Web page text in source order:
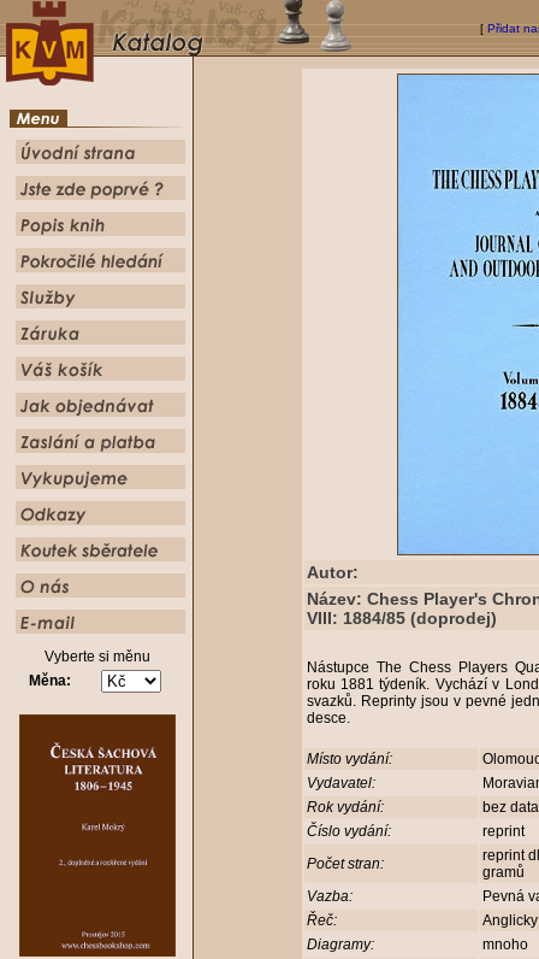
[ Přidat
Vyberte si měnu
Měna:
Autor:
Název: Chess Player's
VIII: 1884/85 (doprodej)
Nástupce The Chess Players
roku 1881 týdeník. Vychází v
svazků. Reprinty jsou v pevné
desce.
Místo vydání:
Vydavatel:
Rok vydání:
bez
Číslo vydání:
reprint
Počet stran:
reprint
gramů
Vazba:
Pevná
Řeč:
Diagramy:
mnoho